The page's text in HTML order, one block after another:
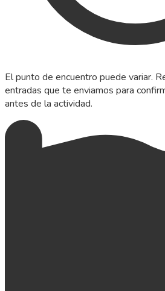
El punto de encuentro puede variar.
entradas que te enviamos para
antes de la actividad.